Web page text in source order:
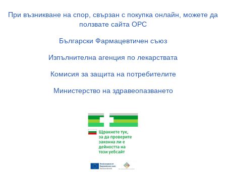
При възникване на спор, свързан с покупка онлайн, можете да
ползвате сайта ОРС
Български Фармацевтичен съюз
Изпълнителна агенция по лекарствата
Комисия за защита на потребителите
Министерство на здравеопазването